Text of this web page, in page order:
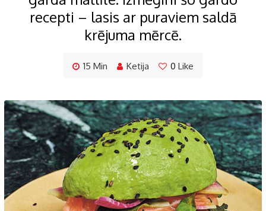
recepti – lasis ar puraviem saldā
krējuma mērcē.
15 Min Ketija 0 Like